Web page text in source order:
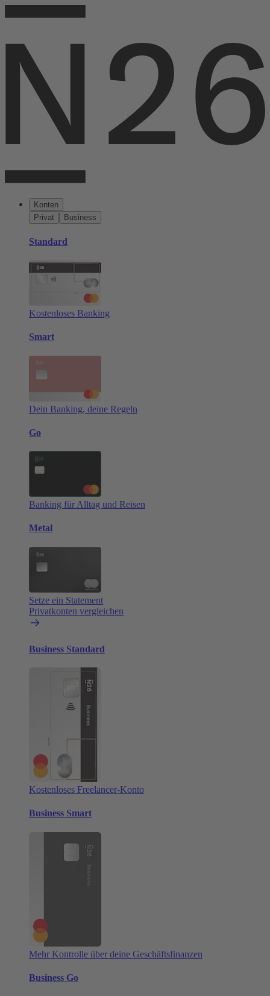
Konten
Privat
Business
Standard
Kostenloses Banking
Smart
Dein Banking, deine Regeln
Go
Banking für Alltag und Reisen
Metal
Setze ein Statement
Privatkonten vergleichen
Business Standard
Kostenloses Freelancer-Konto
Business Smart
Mehr Kontrolle über deine Geschäftsfinanzen
Business Go